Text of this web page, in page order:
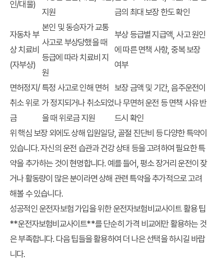
인/대물)
지원
금의 최대 보장 한도 확인
자동차 부
상 치료비
(자부상)
본인 및 동승자가 교통
사고로 부상당했을 때
등급에 따라 치료비 지
원
부상 등급별 지급액, 사고 원인
에 따른 면책 사항, 중복 보장
여부
면허정지/
취소 위로
금
특정 사고로 인해 면허
가 정지되거나 취소되었
을 때 위로금 지원
보장 금액 및 기간, 음주운전이
나 무면허 운전 등 면책 사유 반
드시 확인
위 핵심 보장 외에도 상해 입원일당, 골절 진단비 등 다양한 특약이
있습니다. 자신의 운전 습관과 건강 상태 등을 고려하여 필요한 특
약을 추가하는 것이 현명합니다. 예를 들어, 평소 장거리 운전이 잦
거나 활동량이 많은 분이라면 상해 관련 특약을 추가적으로 고려
해볼 수 있습니다.
성공적인 운전자보험 가입을 위한 운전자보험비교사이트 활용 팁
**운전자보험비교사이트**를 단순히 가격 비교에만 활용하는 것
은 부족합니다. 다음 팁들을 활용하여 더 나은 선택을 하시길 바랍
니다.